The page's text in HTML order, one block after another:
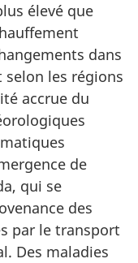
élevé que
dans
les régions
accrue du
de
qui se
des
par le transport
Des maladies